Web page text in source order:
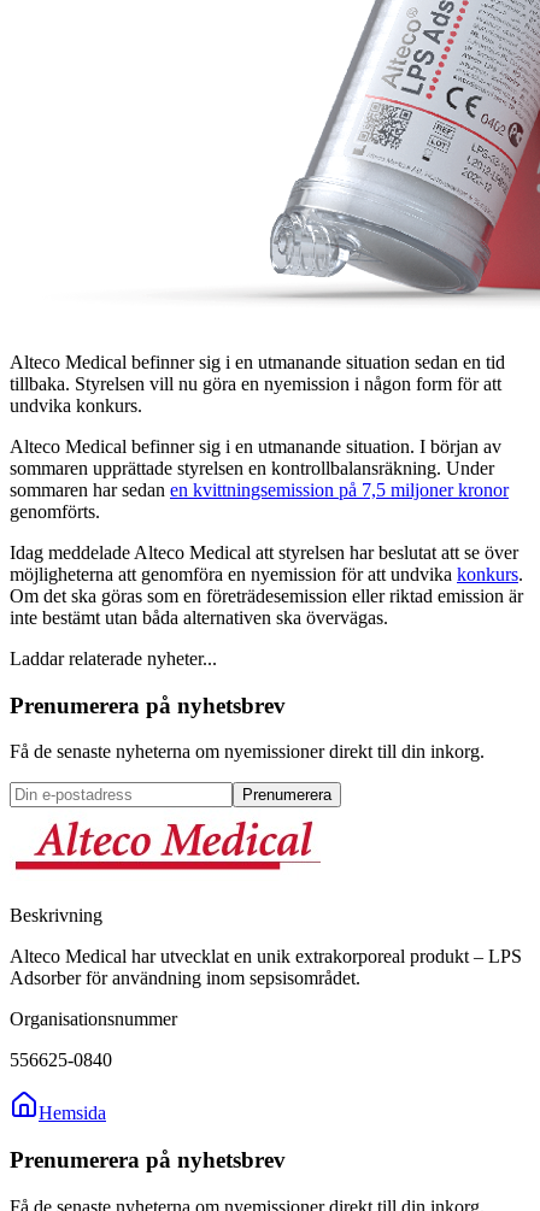
Alteco Medical befinner sig i en utmanande situation sedan en tid
tillbaka. Styrelsen vill nu göra en nyemission i någon form för att
undvika konkurs.
Alteco Medical befinner sig i en utmanande situation. I början av
sommaren upprättade styrelsen en kontrollbalansräkning. Under
sommaren har sedan en kvittningsemission på 7,5 miljoner kronor
genomförts.
Idag meddelade Alteco Medical att styrelsen har beslutat att se över
möjligheterna att genomföra en nyemission för att undvika konkurs.
Om det ska göras som en företrädesemission eller riktad emission är
inte bestämt utan båda alternativen ska övervägas.
Laddar relaterade nyheter...
Prenumerera på nyhetsbrev
Få de senaste nyheterna om nyemissioner direkt till din inkorg.
Prenumerera
Beskrivning
Alteco Medical har utvecklat en unik extrakorporeal produkt – LPS
Adsorber för användning inom sepsisområdet.
Organisationsnummer
556625-0840
Hemsida
Prenumerera på nyhetsbrev
Få de senaste nyheterna om nyemissioner direkt till din inkorg.